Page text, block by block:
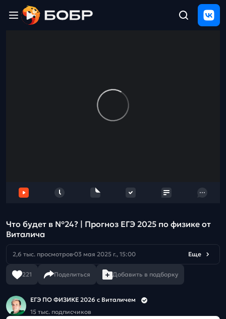
отзыв
Что будет в №24? | Прогноз ЕГЭ 2025 по физике от
Виталича
2,6 тыс. просмотров 03 мая 2025 г., 15:00 Еще
221 Поделиться Добавить в подборку
ЕГЭ ПО ФИЗИКЕ 2026 с Виталичем
15 тыс. подписчиков